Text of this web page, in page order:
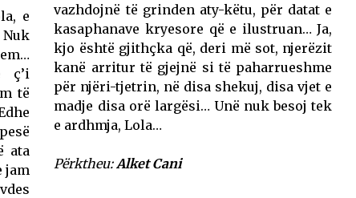
e
ç’i
të
ata
jam
vazhdojnë të grinden aty-këtu, për datat e
kasaphanave kryesore që e ilustruan… Ja,
kjo është gjithçka që, deri më sot, njerëzit
kanë arritur të gjejnë si të paharrueshme
për njëri-tjetrin, në disa shekuj, disa vjet e
madje disa orë largësi… Unë nuk besoj tek
e ardhmja, Lola…
Përktheu: Alket Cani